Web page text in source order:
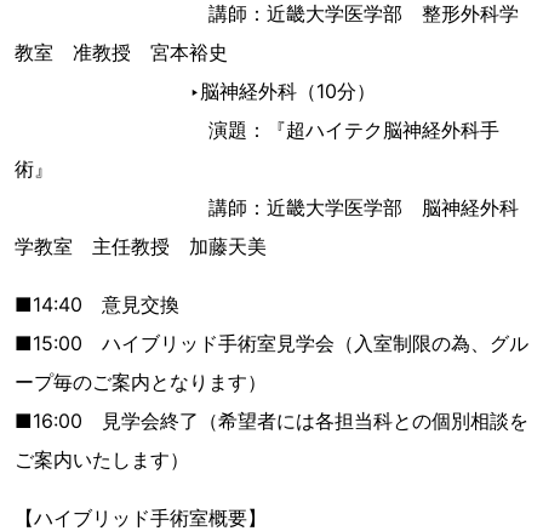
講師：近畿大学医学部 整形外科学
教室 准教授 宮本裕史
‣脳神経外科（10分）
演題：『超ハイテク脳神経外科手
術』
講師：近畿大学医学部 脳神経外科
学教室 主任教授 加藤天美
■14:40 意見交換
■15:00 ハイブリッド手術室見学会（入室制限の為、グル
ープ毎のご案内となります）
■16:00 見学会終了（希望者には各担当科との個別相談を
ご案内いたします）
【ハイブリッド手術室概要】